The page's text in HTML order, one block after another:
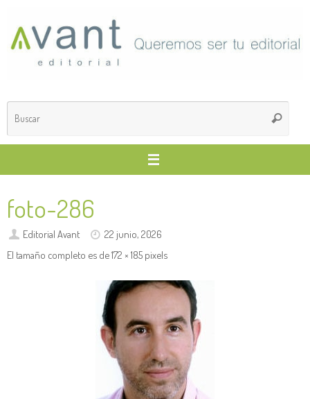
contenido
Buscar
foto-286
Editorial Avant
22 junio, 2026
El tamaño completo es de172 × 185 pixels